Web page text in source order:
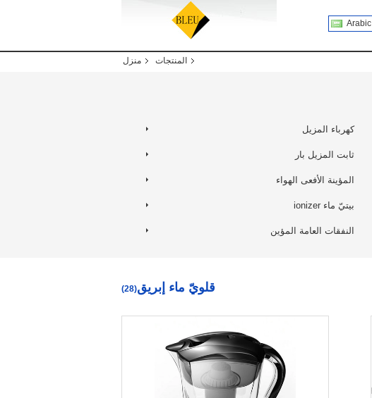
Arabic
منزل المنتجات
كهرباء المزيل
ثابت المزيل بار
المؤينة الأفعى الهواء
بيتيّ ماء ionizer
النفقات العامة المؤين
قلويّ ماء إبريق(28)